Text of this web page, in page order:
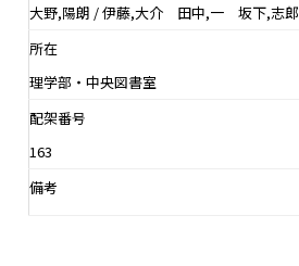
大野,陽朗 / 伊藤,大介 田中,一 坂下,志郎
所在
理学部・中央図書室
配架番号
163
備考